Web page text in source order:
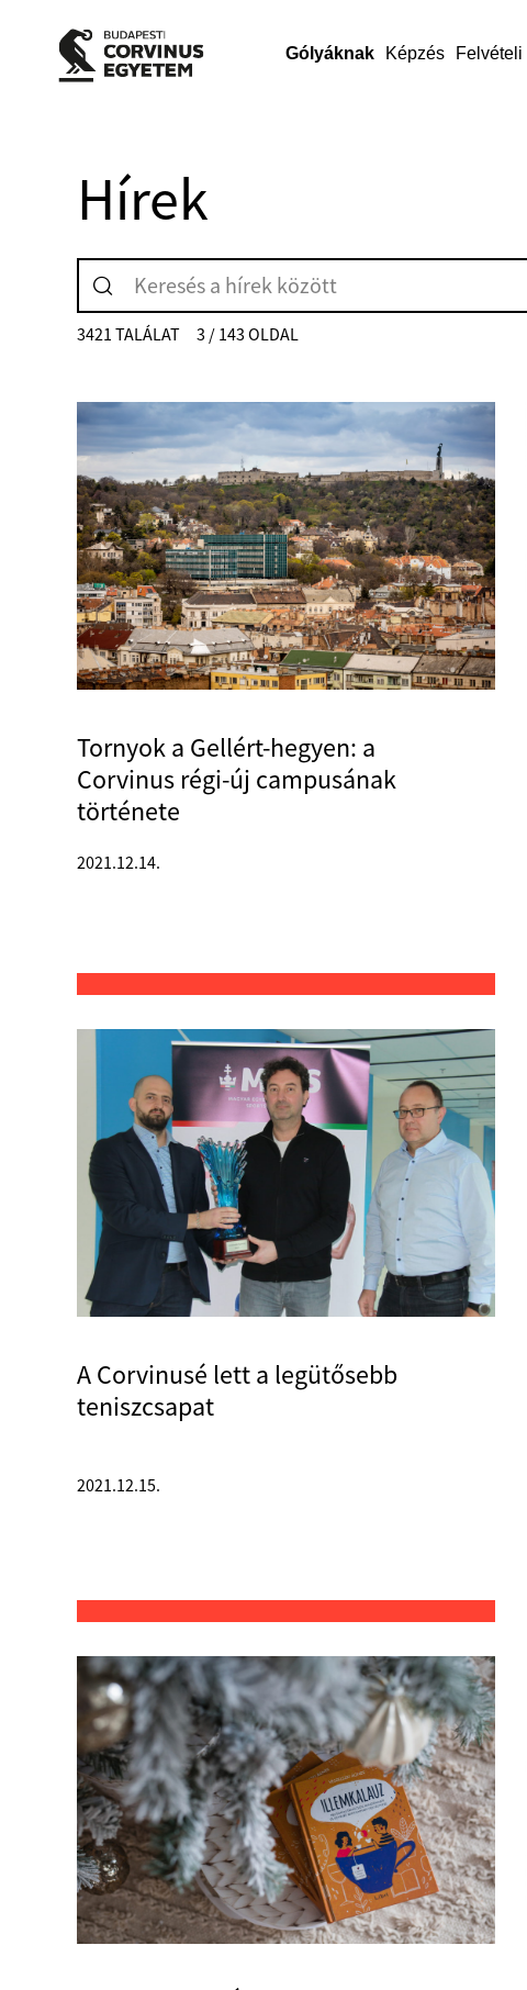
Gólyáknak Képzés Felvételi
Hírek
3421 TALÁLAT 3 / 143 OLDAL
Tornyok a Gellért-hegyen: a
Corvinus régi-új campusának
története
2021.12.14.
A Corvinusé lett a legütősebb
teniszcsapat
2021.12.15.